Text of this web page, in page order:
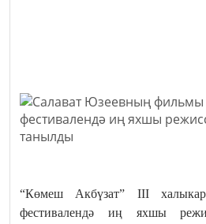
“Көмеш Акбүзат” III
фестивалендә иң яхшы